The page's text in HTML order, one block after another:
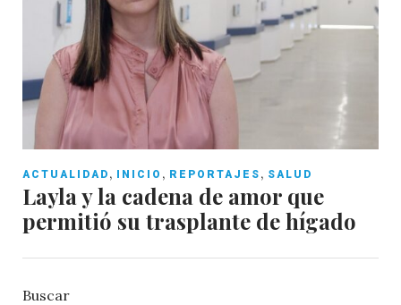
ACTUALIDAD , INICIO , REPORTAJES , SALUD
Layla y la cadena de amor que
permitió su trasplante de hígado
Buscar